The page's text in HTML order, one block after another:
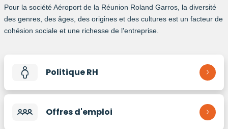
Pour la société Aéroport de la Réunion Roland Garros, la diversité
des genres, des âges, des origines et des cultures est un facteur de
cohésion sociale et une richesse de l'entreprise.
Politique RH
Offres d'emploi